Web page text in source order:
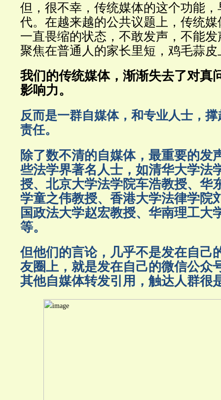
但，很不幸，传统媒体的这个功能
代。在越来越的公共议题上，传统
一直畏缩的状态，不敢发声，不能
聚焦在普通人的家长里短，鸡毛蒜皮
我们的传统媒体，渐渐失去了对真
影响力。
反而是一群自媒体，和专业人士，
责任。
除了数不清的自媒体，最重要的发
些法学界著名人士，如清华大学法
授、北京大学法学院车浩教授、华
学童之伟教授、香港大学法律学院
国政法大学赵宏教授、华南理工大
等。
但他们的言论，几乎不是发在自己
友圈上，就是发在自己的微信公众
其他自媒体转发引用，触达人群很